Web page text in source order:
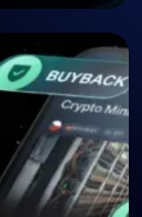
P2P Lending: